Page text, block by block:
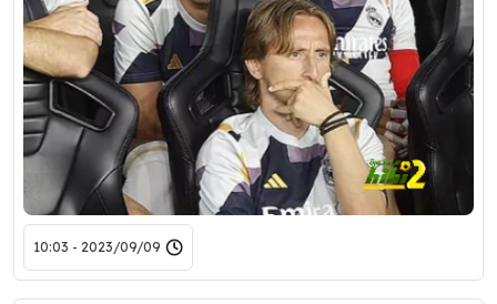
2023/09/09 - 10:03